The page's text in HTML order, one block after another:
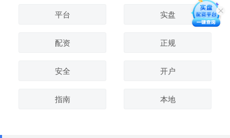
平台 实盘
配资 正规
安全 开户
指南 本地